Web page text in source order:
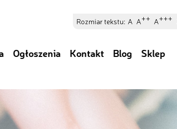
Rozmiar tekstu: A A++ A+++
Ogłoszenia Kontakt Blog Sklep